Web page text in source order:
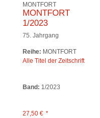
MONTFORT
MONTFORT
1/2023
75. Jahrgang
Reihe: MONTFORT
Alle Titel der Zeitschrift
Band: 1/2023
27,50 € *